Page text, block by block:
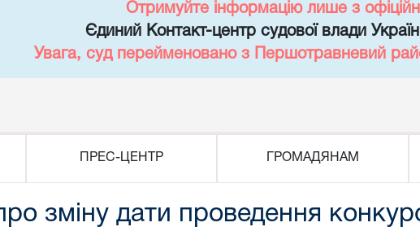
Отримуйте інформацію лише з
Єдиний Контакт-центр судової влади
Увага, суд перейменовано з Першотравневий
ПРЕС-ЦЕНТР ГРОМАДЯНАМ
зміну дати проведення